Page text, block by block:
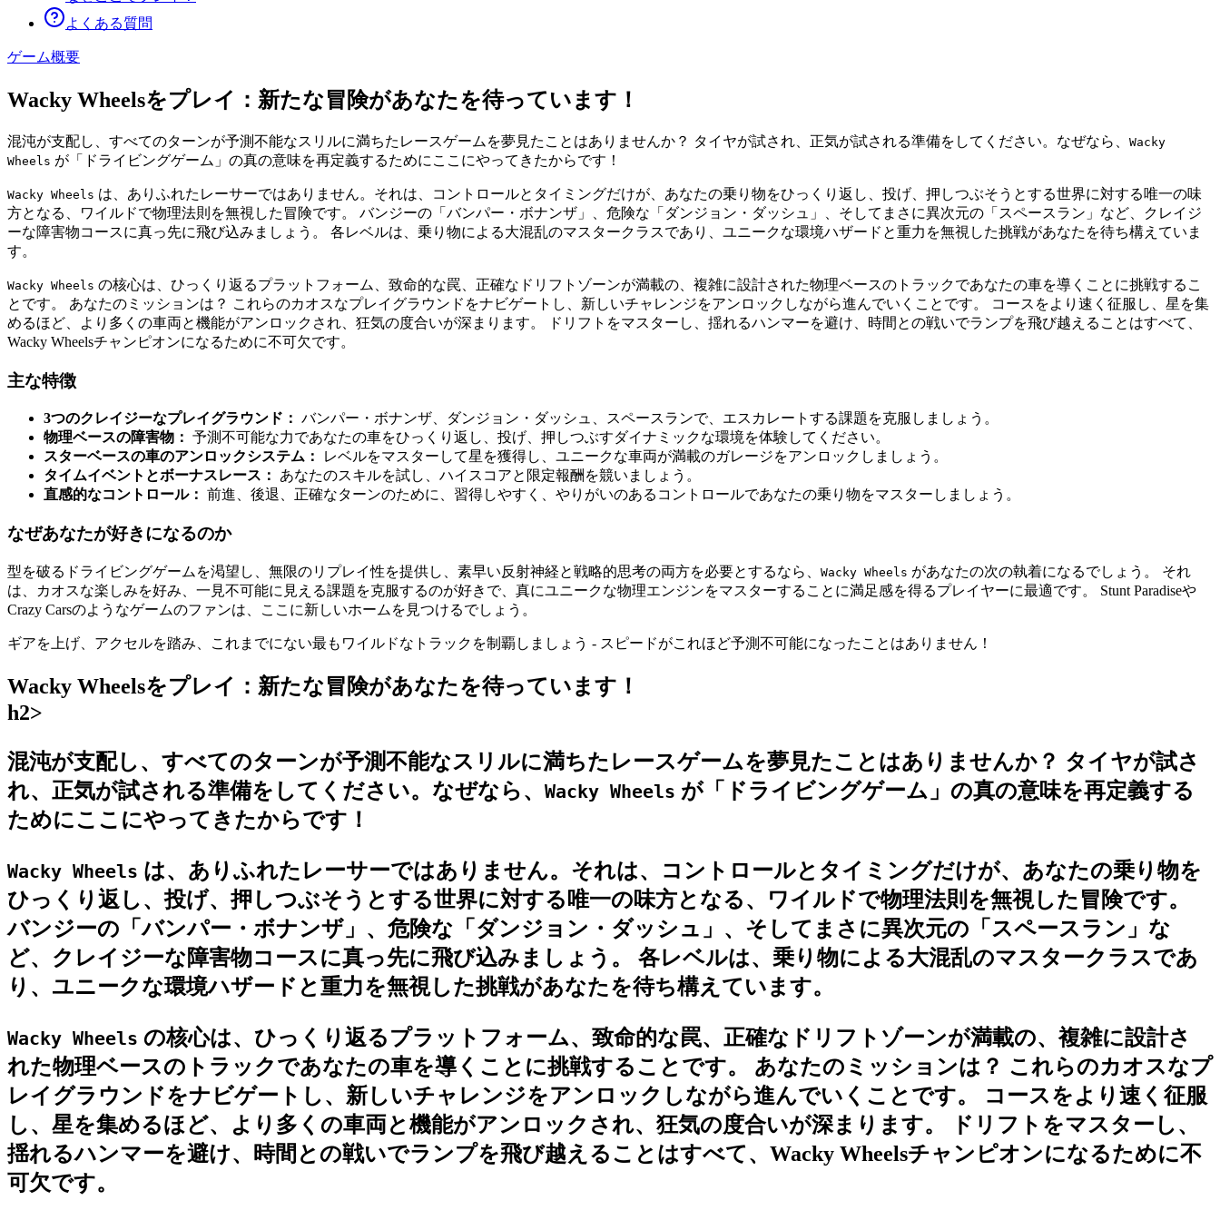
よくある質問
ゲーム概要
Wacky Wheelsをプレイ：新たな冒険があなたを待っています！
混沌が支配し、すべてのターンが予測不能なスリルに満ちたレースゲームを夢見たことはありませんか？ タイヤが試され、正気が試される準備をしてください。なぜなら、 Wacky
Wheels が「ドライビングゲーム」の真の意味を再定義するためにここにやってきたからです！
Wacky Wheels は、ありふれたレーサーではありません。それは、コントロールとタイミングだけが、あなたの乗り物をひっくり返し、投げ、押しつぶそうとする世界に対する唯一の味
方となる、ワイルドで物理法則を無視した冒険です。 バンジーの「バンパー・ボナンザ」、危険な「ダンジョン・ダッシュ」、そしてまさに異次元の「スペースラン」など、クレイジ
ーな障害物コースに真っ先に飛び込みましょう。 各レベルは、乗り物による大混乱のマスタークラスであり、ユニークな環境ハザードと重力を無視した挑戦があなたを待ち構えていま
す。
Wacky Wheels の核心は、ひっくり返るプラットフォーム、致命的な罠、正確なドリフトゾーンが満載の、複雑に設計された物理ベースのトラックであなたの車を導くことに挑戦するこ
とです。 あなたのミッションは？ これらのカオスなプレイグラウンドをナビゲートし、新しいチャレンジをアンロックしながら進んでいくことです。 コースをより速く征服し、星を集
めるほど、より多くの車両と機能がアンロックされ、狂気の度合いが深まります。 ドリフトをマスターし、揺れるハンマーを避け、時間との戦いでランプを飛び越えることはすべて、
Wacky Wheelsチャンピオンになるために不可欠です。
主な特徴
3つのクレイジーなプレイグラウンド： バンパー・ボナンザ、ダンジョン・ダッシュ、スペースランで、エスカレートする課題を克服しましょう。
物理ベースの障害物： 予測不可能な力であなたの車をひっくり返し、投げ、押しつぶすダイナミックな環境を体験してください。
スターベースの車のアンロックシステム：
レベルをマスターして星を獲得し、ユニークな車両が満載のガレージをアンロックしましょう。
タイムイベントとボーナスレース：
あなたのスキルを試し、ハイスコアと限定報酬を競いましょう。
直感的なコントロール： 前進、後退、正確なターンのために、習得しやすく、やりがいのあるコントロールであなたの乗り物をマスターしましょう。
なぜあなたが好きになるのか
型を破るドライビングゲームを渇望し、無限のリプレイ性を提供し、素早い反射神経と戦略的思考の両方を必要とするなら、 Wacky Wheels があなたの次の執着になるでしょう。 それ
は、カオスな楽しみを好み、一見不可能に見える課題を克服するのが好きで、真にユニークな物理エンジンをマスターすることに満足感を得るプレイヤーに最適です。 Stunt Paradiseや
Crazy Carsのようなゲームのファンは、ここに新しいホームを見つけるでしょう。
ギアを上げ、アクセルを踏み、これまでにない最もワイルドなトラックを制覇しましょう - スピードがこれほど予測不可能になったことはありません！
Wacky Wheelsをプレイ：新たな冒険があなたを待っています！
h2>
混沌が支配し、すべてのターンが予測不能なスリルに満ちたレースゲームを夢見たことはありませんか？ タイヤが試さ
れ、正気が試される準備をしてください。なぜなら、 Wacky Wheels が「ドライビングゲーム」の真の意味を再定義する
ためにここにやってきたからです！
Wacky Wheels は、ありふれたレーサーではありません。それは、コントロールとタイミングだけが、あなたの乗り物を
ひっくり返し、投げ、押しつぶそうとする世界に対する唯一の味方となる、ワイルドで物理法則を無視した冒険です。
バンジーの「バンパー・ボナンザ」、危険な「ダンジョン・ダッシュ」、そしてまさに異次元の「スペースラン」な
ど、クレイジーな障害物コースに真っ先に飛び込みましょう。 各レベルは、乗り物による大混乱のマスタークラスであ
り、ユニークな環境ハザードと重力を無視した挑戦があなたを待ち構えています。
Wacky Wheels の核心は、ひっくり返るプラットフォーム、致命的な罠、正確なドリフトゾーンが満載の、複雑に設計さ
れた物理ベースのトラックであなたの車を導くことに挑戦することです。 あなたのミッションは？ これらのカオスなプ
レイグラウンドをナビゲートし、新しいチャレンジをアンロックしながら進んでいくことです。 コースをより速く征服
し、星を集めるほど、より多くの車両と機能がアンロックされ、狂気の度合いが深まります。 ドリフトをマスターし、
揺れるハンマーを避け、時間との戦いでランプを飛び越えることはすべて、Wacky Wheelsチャンピオンになるために不
可欠です。